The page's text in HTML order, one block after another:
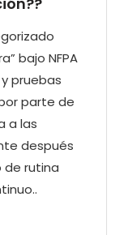
bajo NFPA
pruebas
parte de
a las
después
de rutina